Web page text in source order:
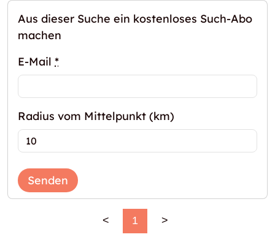
Aus dieser Suche ein kostenloses Such-Abo
machen
E-Mail *
Radius vom Mittelpunkt (km)
Senden
< 1 >